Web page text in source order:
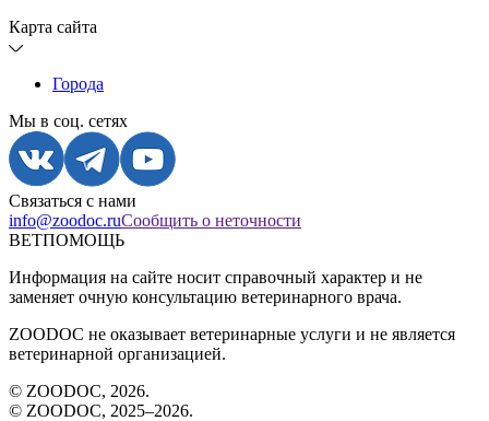
Карта сайта
Города
Мы в соц. сетях
Связаться с нами
info@zoodoc.ruСообщить о неточности
ВЕТПОМОЩЬ
Информация на сайте носит справочный характер и не
заменяет очную консультацию ветеринарного врача.
ZOODOC не оказывает ветеринарные услуги и не является
ветеринарной организацией.
© ZOODOC, 2026.
© ZOODOC, 2025–2026.